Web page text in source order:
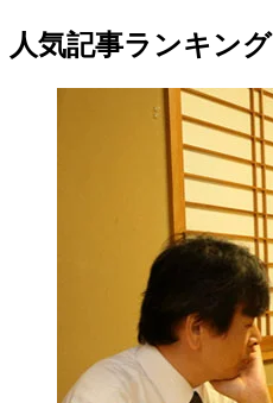
人気記事ランキング